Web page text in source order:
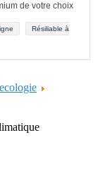
de votre choix
Résiliable à